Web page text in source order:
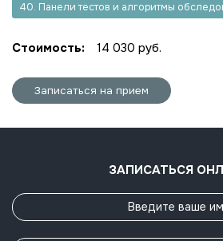
40. Панели тестов и алгоритмы
Стоимость: 14 030 руб.
Записаться на прием
ЗАПИСАТЬСЯ